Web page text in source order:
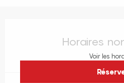
Horaires
Voir les